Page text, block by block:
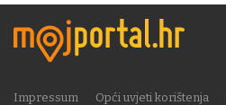
Impressum Opći uvjeti korištenja